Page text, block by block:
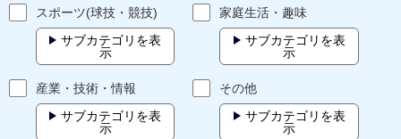
スポーツ(球技・競技)
サブカテゴリを表
示
家庭生活・趣味
サブカテゴリを表
示
産業・技術・情報
サブカテゴリを表
示
その他
サブカテゴリを表
示